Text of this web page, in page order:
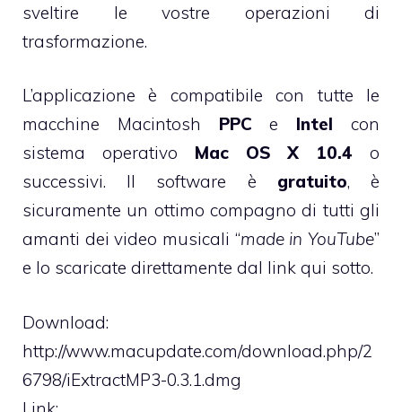
sveltire le vostre operazioni di
trasformazione.
L’applicazione è compatibile con tutte le
macchine Macintosh PPCe Intelcon
sistema operativo Mac OS X 10.4 o
successivi. Il software è gratuito, è
sicuramente un ottimo compagno di tutti gli
amanti dei video musicali “made in YouTube”
e lo scaricate direttamente dal link qui sotto.
Download:
http://www.macupdate.com/download.php/2
6798/iExtractMP3-0.3.1.dmg